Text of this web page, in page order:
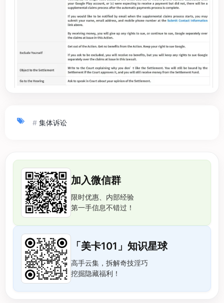
# 集体诉讼
加入微信群
限时优惠、内部经验
第一手信息不错过！
「美卡101」知识星球
高手云集，拆解奇技淫巧
挖掘隐藏福利！